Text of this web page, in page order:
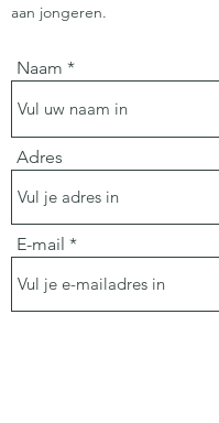
aan jongeren.
Naam
Adres
E-mail